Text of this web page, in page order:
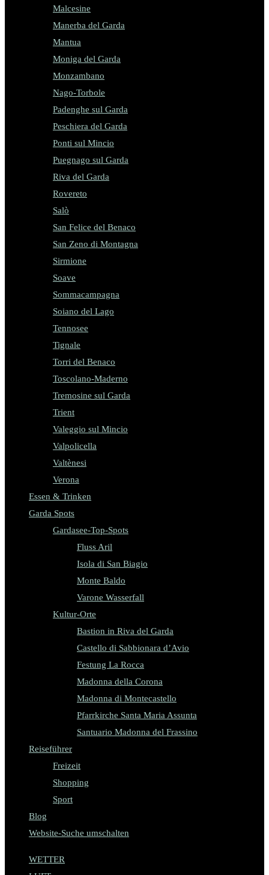
Malcesine
Manerba del Garda
Mantua
Moniga del Garda
Monzambano
Nago-Torbole
Padenghe sul Garda
Peschiera del Garda
Ponti sul Mincio
Puegnago sul Garda
Riva del Garda
Rovereto
Salò
San Felice del Benaco
San Zeno di Montagna
Sirmione
Soave
Sommacampagna
Soiano del Lago
Tennosee
Tignale
Torri del Benaco
Toscolano-Maderno
Tremosine sul Garda
Trient
Valeggio sul Mincio
Valpolicella
Valtènesi
Verona
Essen & Trinken
Garda Spots
Gardasee-Top-Spots
Fluss Aril
Isola di San Biagio
Monte Baldo
Varone Wasserfall
Kultur-Orte
Bastion in Riva del Garda
Castello di Sabbionara d’Avio
Festung La Rocca
Madonna della Corona
Madonna di Montecastello
Pfarrkirche Santa Maria Assunta
Santuario Madonna del Frassino
Reiseführer
Freizeit
Shopping
Sport
Blog
Website-Suche umschalten
WETTER